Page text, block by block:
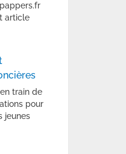
article
train de
pour
jeunes